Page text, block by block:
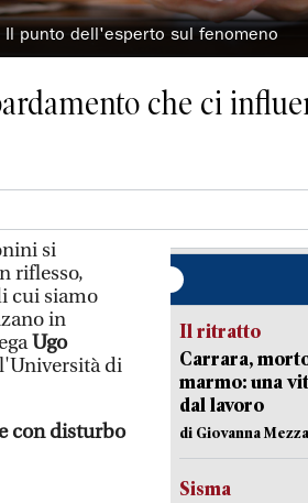
Il punto dell'esperto sul fenomeno
che ci
si
riflesso,
cui siamo
in
Ugo
di
con disturbo
Il ritratto
Carrara,
marmo: una
dal lavoro
di Giovanna
Sisma